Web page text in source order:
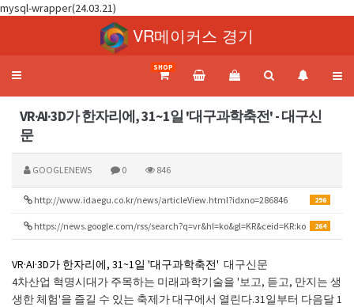
mysql-wrapper(24.03.21)
VR메이커스 경기
Toggle
SHOP
VR·AI·3D가 한자리에, 31~1일 '대구과학축전' - 대구신
문
GOOGLENEWS 0 846
296
http://www.idaegu.co.kr/news/articleView.html?idxno=286846
264
https://news.google.com/rss/search?q=vr&hl=ko&gl=KR&ceid=KR:ko
VR·AI·3D가 한자리에, 31~1일 '대구과학축전' 대구신문
4차산업 혁명시대가 주목하는 미래과학기술을 '보고, 듣고, 만지는 생
생한 체험'을 즐길 수 있는 축제가 대구에서 열린다.31일부터 다음달 1